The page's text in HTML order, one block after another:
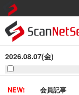
2026.08.07(金)
NEW! 会員記事